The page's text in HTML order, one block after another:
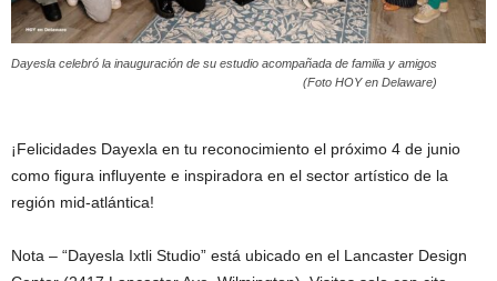
Dayesla celebró la inauguración de su estudio acompañada de familia y amigos
(Foto HOY en Delaware)
¡Felicidades Dayexla en tu reconocimiento el próximo 4 de junio
como figura influyente e inspiradora en el sector artístico de la
región mid-atlántica!
Nota – “Dayesla Ixtli Studio” está ubicado en el Lancaster Design